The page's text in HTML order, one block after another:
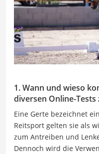
1. Wann und wieso
diversen Online-Tests
Eine Gerte bezeichnet
Reitsport gelten sie als
zum Antreiben und
Dennoch wird die